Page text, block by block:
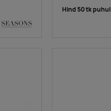
Hind 50 tk puhul